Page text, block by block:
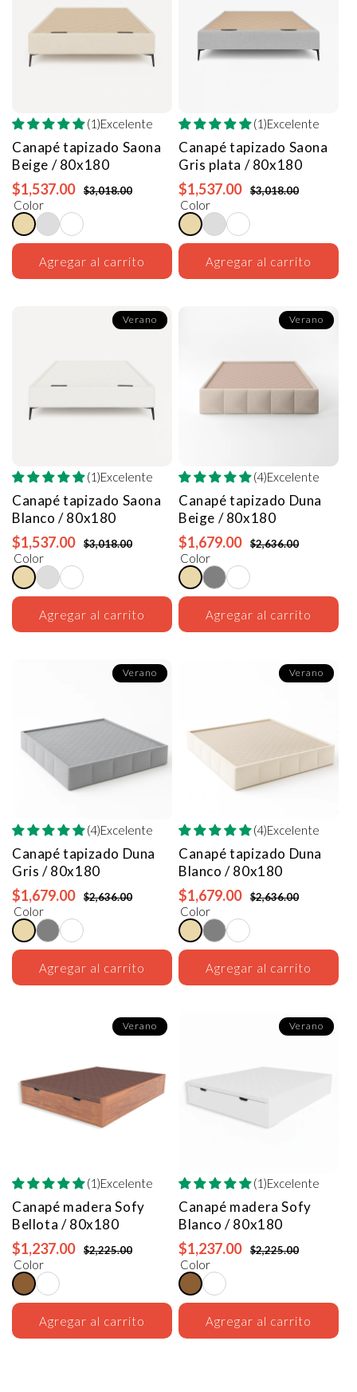
(1)Excelente
Canapé tapizado Saona
Beige / 80x180
$1,537.00 $3,018.00
Color
Agregar al carrito
(1)Excelente
Canapé tapizado Saona
Gris plata / 80x180
$1,537.00 $3,018.00
Color
Agregar al carrito
Verano
(1)Excelente
Canapé tapizado Saona
Blanco / 80x180
$1,537.00 $3,018.00
Color
Agregar al carrito
Verano
(4)Excelente
Canapé tapizado Duna
Beige / 80x180
$1,679.00 $2,636.00
Color
Agregar al carrito
Verano
(4)Excelente
Canapé tapizado Duna
Gris / 80x180
$1,679.00 $2,636.00
Color
Agregar al carrito
Verano
(4)Excelente
Canapé tapizado Duna
Blanco / 80x180
$1,679.00 $2,636.00
Color
Agregar al carrito
Verano
(1)Excelente
Canapé madera Sofy
Bellota / 80x180
$1,237.00 $2,225.00
Color
Agregar al carrito
Verano
(1)Excelente
Canapé madera Sofy
Blanco / 80x180
$1,237.00 $2,225.00
Color
Agregar al carrito